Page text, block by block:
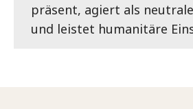
präsent, agiert als
und leistet humanitäre